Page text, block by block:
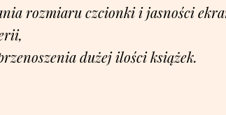
rozmiaru czcionki i jasności
dużej ilości książek.